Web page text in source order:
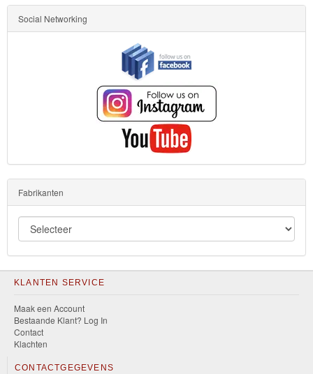
Social Networking
Fabrikanten
KLANTEN SERVICE
Maak een Account
Bestaande Klant? Log In
Contact
Klachten
CONTACTGEGEVENS